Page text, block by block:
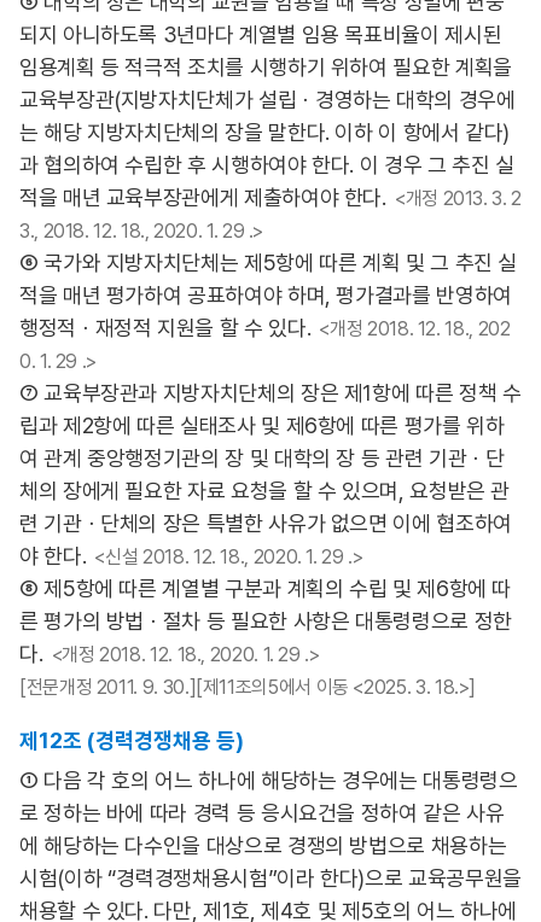
되지 아니하도록 3년마다 계열별 임용 목표비율이 제시된
임용계획 등 적극적 조치를 시행하기 위하여 필요한 계획을
교육부장관(지방자치단체가 설립ㆍ경영하는 대학의 경우에
는 해당 지방자치단체의 장을 말한다. 이하 이 항에서 같다)
과 협의하여 수립한 후 시행하여야 한다. 이 경우 그 추진 실
적을 매년 교육부장관에게 제출하여야 한다. <개정 2013. 3. 2
3., 2018. 12. 18., 2020. 1. 29 .>
⑥ 국가와 지방자치단체는 제5항에 따른 계획 및 그 추진 실
적을 매년 평가하여 공표하여야 하며, 평가결과를 반영하여
행정적ㆍ재정적 지원을 할 수 있다. <개정 2018. 12. 18., 202
0. 1. 29 .>
⑦ 교육부장관과 지방자치단체의 장은 제1항에 따른 정책 수
립과 제2항에 따른 실태조사 및 제6항에 따른 평가를 위하
여 관계 중앙행정기관의 장 및 대학의 장 등 관련 기관ㆍ단
체의 장에게 필요한 자료 요청을 할 수 있으며, 요청받은 관
련 기관ㆍ단체의 장은 특별한 사유가 없으면 이에 협조하여
야 한다. <신설 2018. 12. 18., 2020. 1. 29 .>
⑧ 제5항에 따른 계열별 구분과 계획의 수립 및 제6항에 따
른 평가의 방법ㆍ절차 등 필요한 사항은 대통령령으로 정한
다. <개정 2018. 12. 18., 2020. 1. 29 .>
[전문개정 2011. 9. 30.][제11조의5에서 이동 <2025. 3. 18.>]
제12조 (경력경쟁채용 등)
① 다음 각 호의 어느 하나에 해당하는 경우에는 대통령령으
로 정하는 바에 따라 경력 등 응시요건을 정하여 같은 사유
에 해당하는 다수인을 대상으로 경쟁의 방법으로 채용하는
시험(이하 “경력경쟁채용시험”이라 한다)으로 교육공무원을
채용할 수 있다. 다만, 제1호, 제4호 및 제5호의 어느 하나에